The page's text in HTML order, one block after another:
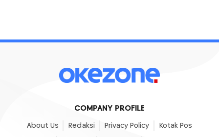
COMPANY PROFILE
About Us Redaksi Privacy Policy Kotak Pos